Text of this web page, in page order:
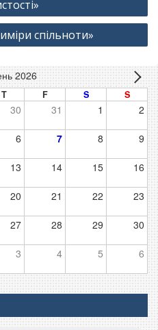
спільноти»
2026
T F S S
30 31 1 2
6 7 8 9
13 14 15 16
20 21 22 23
27 28 29 30
3 4 5 6